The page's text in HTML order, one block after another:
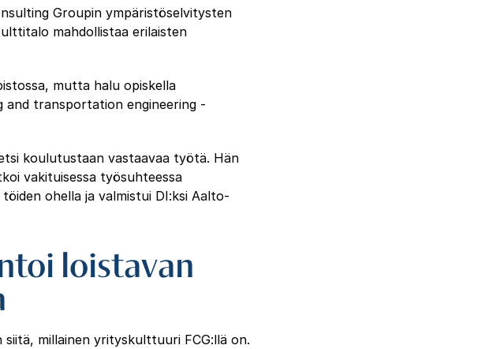
Groupin ympäristöselvitysten
mahdollistaa erilaisten
mutta halu opiskella
and transportation engineering -
koulutustaan vastaavaa työtä. Hän
vakituisessa työsuhteessa
ohella ja valmistui DI:ksi Aalto-
loistavan
millainen yrityskulttuuri FCG:llä on.